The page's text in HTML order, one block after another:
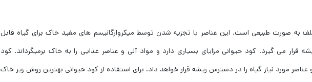
به صورت طبیعی است. این عناصر با تجزیه شدن توسط میکروارگانیسم های مفید خاک برای گیاه قابل
می گیرد. کود حیوانی مزایای بسیاری دارد و مواد آلی و عناصر غذایی را به خاک برمیگرداند. کود
مورد نیاز گیاه را در دسترس ریشه قرار خواهد داد. برای استفاده از کود حیوانی بهترین روش زیر خاک